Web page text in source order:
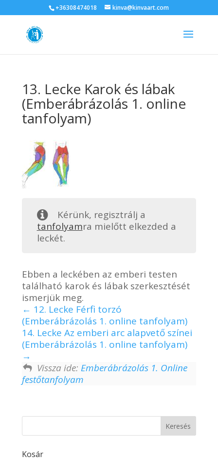
+36308474018 kinva@kinvaart.com
13. Lecke Karok és lábak
(Emberábrázolás 1. online
tanfolyam)
Kérünk, regisztrálj a
tanfolyamra mielőtt elkezded a
leckét.
Ebben a leckében az emberi testen
található karok és lábak szerkesztését
ismerjük meg.
12. Lecke Férfi torzó
(Emberábrázolás 1. online tanfolyam)
14. Lecke Az emberi arc alapvető színei
(Emberábrázolás 1. online tanfolyam)
Vissza ide: Emberábrázolás 1. Online
festőtanfolyam
Kosár